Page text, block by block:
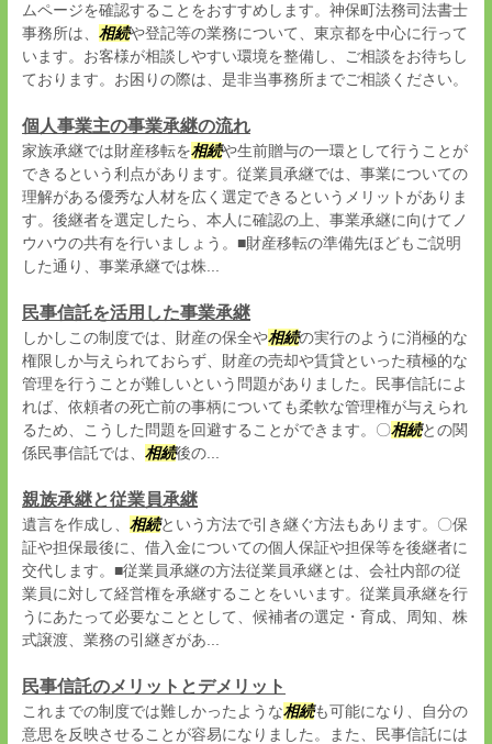
ムページを確認することをおすすめします。神保町法務司法書士
事務所は、 相続や登記等の業務について、東京都を中心に行って
います。お客様が相談しやすい環境を整備し、ご相談をお待ちし
ております。お困りの際は、是非当事務所までご相談ください。
個人事業主の事業承継の流れ
家族承継では財産移転を相続や生前贈与の一環として行うことが
できるという利点があります。従業員承継では、事業についての
理解がある優秀な人材を広く選定できるというメリットがありま
す。後継者を選定したら、本人に確認の上、事業承継に向けてノ
ウハウの共有を行いましょう。■財産移転の準備先ほどもご説明
した通り、事業承継では株...
民事信託を活用した事業承継
しかしこの制度では、財産の保全や相続の実行のように消極的な
権限しか与えられておらず、財産の売却や賃貸といった積極的な
管理を行うことが難しいという問題がありました。民事信託によ
れば、依頼者の死亡前の事柄についても柔軟な管理権が与えられ
るため、こうした問題を回避することができます。〇相続との関
係民事信託では、 相続後の...
親族承継と従業員承継
遺言を作成し、 相続という方法で引き継ぐ方法もあります。〇保
証や担保最後に、借入金についての個人保証や担保等を後継者に
交代します。■従業員承継の方法従業員承継とは、会社内部の従
業員に対して経営権を承継することをいいます。従業員承継を行
うにあたって必要なこととして、候補者の選定・育成、周知、株
式譲渡、業務の引継ぎがあ...
民事信託のメリットとデメリット
これまでの制度では難しかったような相続も可能になり、自分の
意思を反映させることが容易になりました。また、民事信託には